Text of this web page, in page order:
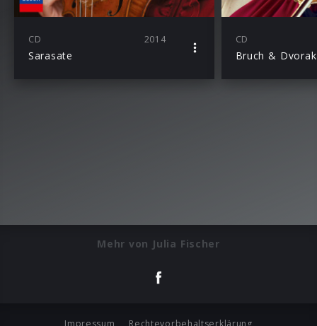
CD 2014
Sarasate
CD
Mehr von Julia Fischer
Impressum Rechtevorbehaltserklärung